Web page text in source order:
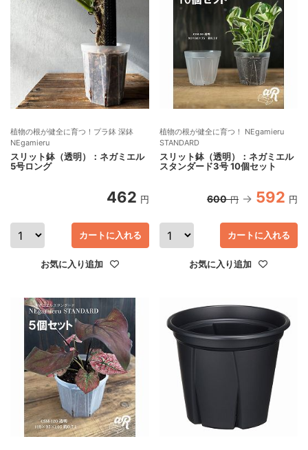
植物の根が健全に育つ！プラ鉢 深鉢
NEgamieru
スリット鉢（透明）：ネガミエル
5号ロング
462 円
カートに入れる
お気に入り追加
植物の根が健全に育つ！ NEgamieru
STANDARD
スリット鉢（透明）：ネガミエル
スタンダード3号 10個セット
600 円 592 円
カートに入れる
お気に入り追加